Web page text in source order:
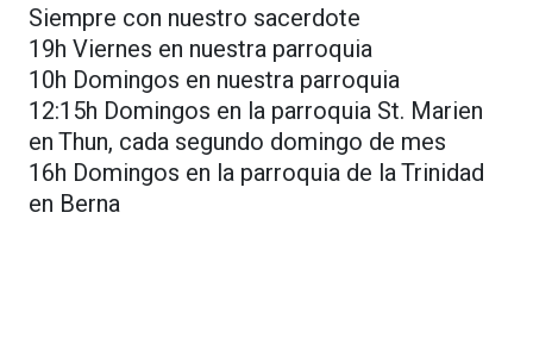
Siempre con nuestro sacerdote
19h Viernes en nuestra parroquia
10h Domingos en nuestra parroquia
12:15h Domingos en la parroquia St. Marien
en Thun, cada segundo domingo de mes
16h Domingos en la parroquia de la Trinidad
en Berna